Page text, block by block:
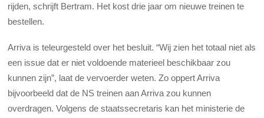
rijden, schrijft Bertram. Het kost drie jaar om nieuwe treinen te
bestellen.
Arriva is teleurgesteld over het besluit. “Wij zien het totaal niet als
een issue dat er niet voldoende materieel beschikbaar zou
kunnen zijn”, laat de vervoerder weten. Zo oppert Arriva
bijvoorbeeld dat de NS treinen aan Arriva zou kunnen
overdragen. Volgens de staatssecretaris kan het ministerie de